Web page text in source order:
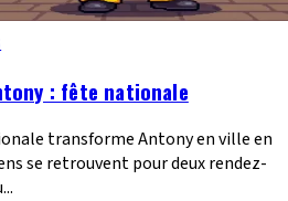
: fête nationale
transforme Antony en ville en
se retrouvent pour deux rendez-